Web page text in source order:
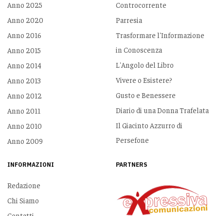
Anno 2025
Anno 2020
Anno 2016
Anno 2015
Anno 2014
Anno 2013
Anno 2012
Anno 2011
Anno 2010
Anno 2009
Controcorrente
Parresia
Trasformare l'Informazione
in Conoscenza
L'Angolo del Libro
Vivere o Esistere?
Gusto e Benessere
Diario di una Donna Trafelata
Il Giacinto Azzurro di
Persefone
INFORMAZIONI
Redazione
Chi Siamo
PARTNERS